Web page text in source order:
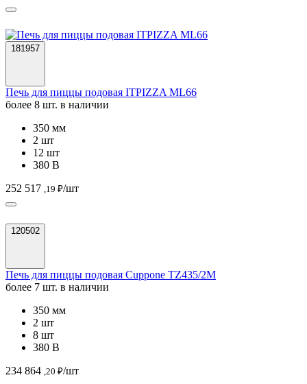
181957
Печь для пиццы подовая ITPIZZA ML66
более 8 шт. в наличии
350 мм
2 шт
12 шт
380 В
252 517 ,19 ₽/шт
120502
Печь для пиццы подовая Cuppone TZ435/2M
более 7 шт. в наличии
350 мм
2 шт
8 шт
380 В
234 864 ,20 ₽/шт